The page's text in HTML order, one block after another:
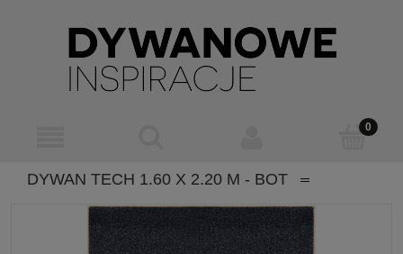
DYWAN TECH 1.60 X 2.20 M - BOT